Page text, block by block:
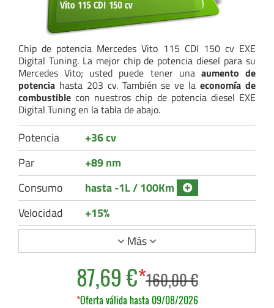
Chip de potencia Mercedes Vito 115 CDI 150 cv EXE
Digital Tuning. La mejor chip de potencia diesel para su
Mercedes Vito; usted puede tener una aumento de
potencia hasta 203 cv. También se ve laeconomía de
combustiblecon nuestros chip de potencia diesel EXE
Digital Tuning en la tabla de abajo.
Potencia
+36 cv
Par
+89 nm
Consumo
hasta -1L / 100Km
Velocidad
+15%
Más
87,69 €*160,00 €
*Oferta válida hasta 09/08/2026